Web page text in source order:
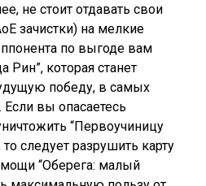
не стоит отдавать свои
зачистки) на мелкие
по выгоде вам
Рин”, которая станет
победу, в самых
вы опасаетесь
“Первоучиницу
следует разрушить карту
“Оберега: малый